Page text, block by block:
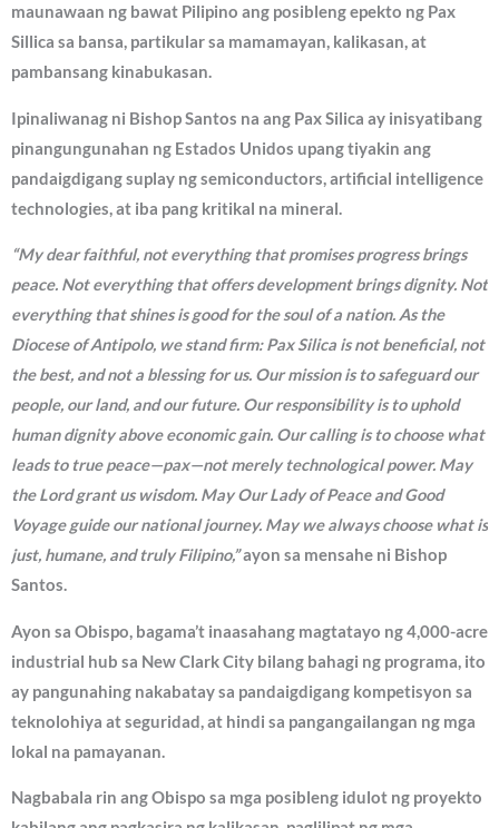
maunawaan ng bawat Pilipino ang posibleng epekto ng Pax
Sillica sa bansa, partikular sa mamamayan, kalikasan, at
pambansang kinabukasan.
Ipinaliwanag ni Bishop Santos na ang Pax Silica ay inisyatibang
pinangungunahan ng Estados Unidos upang tiyakin ang
pandaigdigang suplay ng semiconductors, artificial intelligence
technologies, at iba pang kritikal na mineral.
“My dear faithful, not everything that promises progress brings
peace. Not everything that offers development brings dignity. Not
everything that shines is good for the soul of a nation. As the
Diocese of Antipolo, we stand firm: Pax Silica is not beneficial, not
the best, and not a blessing for us. Our mission is to safeguard our
people, our land, and our future. Our responsibility is to uphold
human dignity above economic gain. Our calling is to choose what
leads to true peace—pax—not merely technological power. May
the Lord grant us wisdom. May Our Lady of Peace and Good
Voyage guide our national journey. May we always choose what is
just, humane, and truly Filipino,”ayon sa mensahe ni Bishop
Santos.
Ayon sa Obispo, bagama’t inaasahang magtatayo ng 4,000-acre
industrial hub sa New Clark City bilang bahagi ng programa, ito
ay pangunahing nakabatay sa pandaigdigang kompetisyon sa
teknolohiya at seguridad, at hindi sa pangangailangan ng mga
lokal na pamayanan.
Nagbabala rin ang Obispo sa mga posibleng idulot ng proyekto